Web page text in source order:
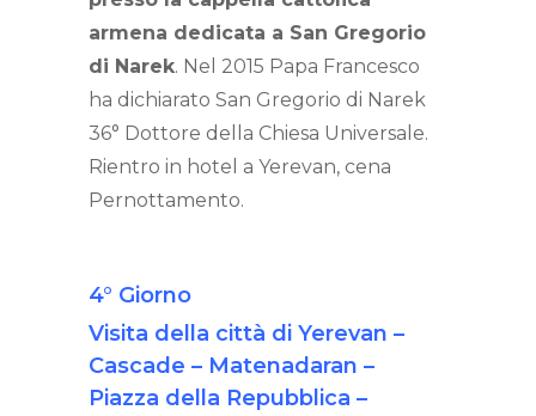
armena dedicata a San Gregorio
di Narek. Nel 2015 Papa Francesco
ha dichiarato San Gregorio di Narek
36° Dottore della Chiesa Universale.
Rientro in hotel a Yerevan, cena
Pernottamento.
4° Giorno
Visita della città di Yerevan –
Cascade – Matenadaran –
Piazza della Repubblica –